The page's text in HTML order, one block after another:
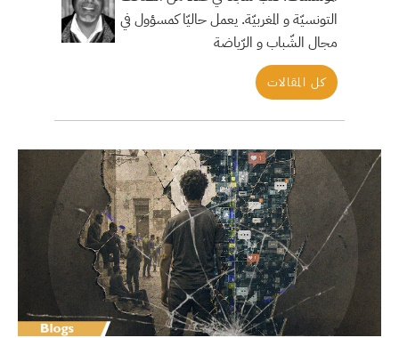
التونسيّة و المغربيّة. يعمل حاليّا كمسؤول في
مجال الشّباب و الرّياضة
كل المقالات